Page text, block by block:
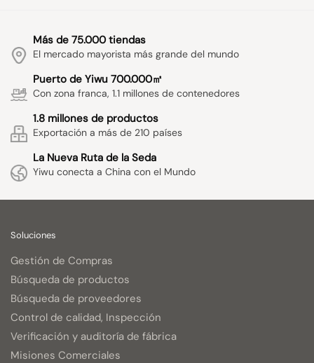
Más de 75.000 tiendas
El mercado mayorista más grande del mundo
Puerto de Yiwu 700.000㎡
Con zona franca, 1.1 millones de contenedores
1.8 millones de productos
Exportación a más de 210 países
La Nueva Ruta de la Seda
Yiwu conecta a China con el Mundo
Soluciones
Gestión de Compras
Búsqueda de productos
Búsqueda de proveedores
Control de calidad, Inspección
Verificación y auditoría de fábrica
Misiones Comerciales